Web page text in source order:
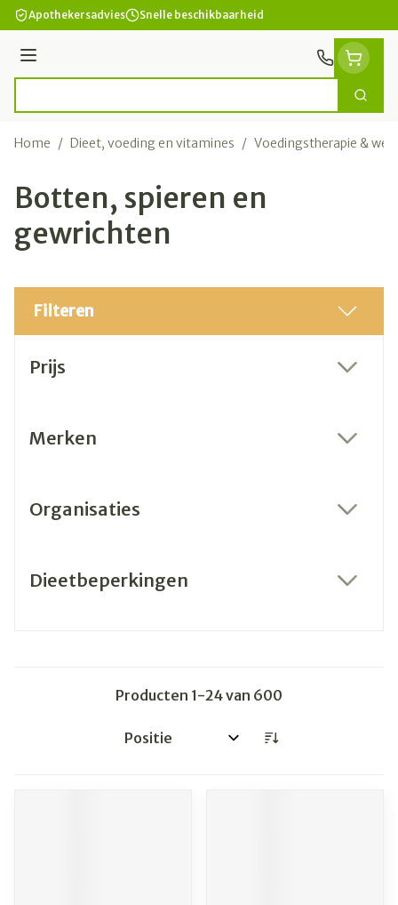
Ga naar de inhoud
Apothekersadvies Snelle beschikbaarheid
Menu
Zoek
Home / Dieet, voeding en vitamines / Voedingstherapie &
Botten, spieren en
gewrichten
Filteren
Prijs
Merken
Organisaties
Dieetbeperkingen
Producten 1-24van 600
Sorteer op: